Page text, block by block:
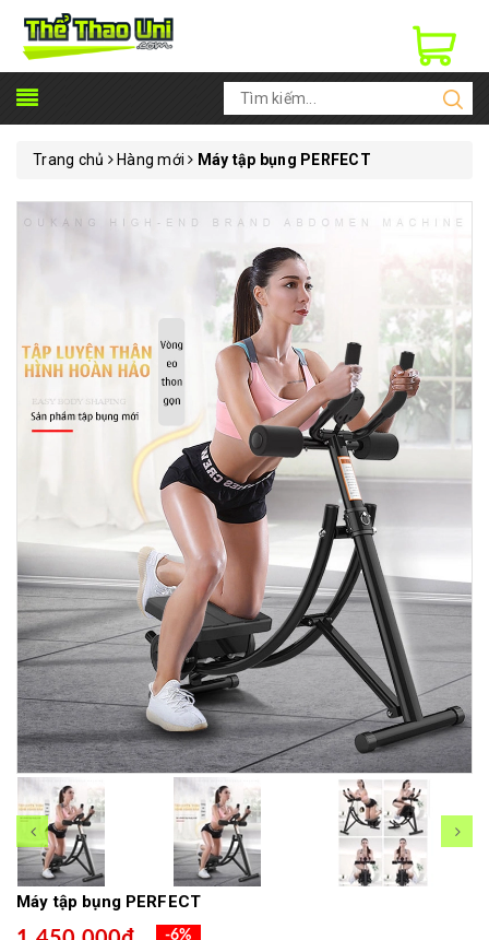
Trang chủ Hàng mới Máy tập bụng PERFECT
Máy tập bụng PERFECT
-6%